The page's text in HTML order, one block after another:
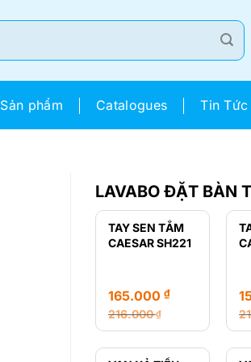
Sản phẩm Catalogues Tin Tức
LAVABO ĐẶT BÀN
TAY SEN TẮM
CAESAR SH221
216.000₫
Giá
gốc
165.000 ₫
Giá
hiện